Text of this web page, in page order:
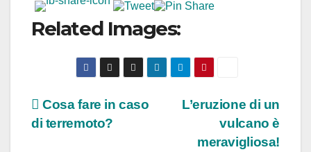
Related Images:
Navigazione
L’eruzione di un
vulcano è
meravigliosa!
Cosa fare in caso
di terremoto?